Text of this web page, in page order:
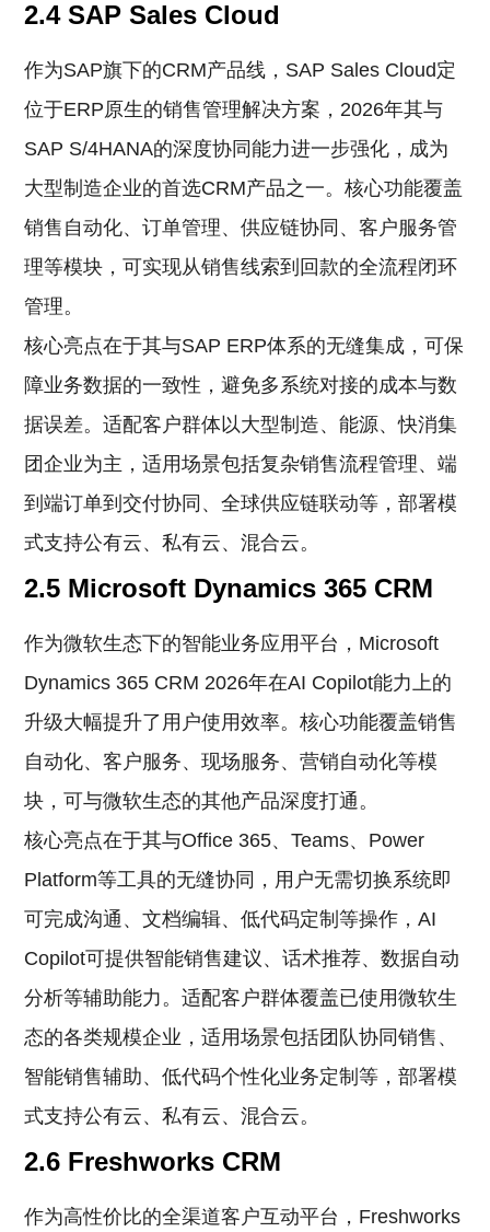
2.4 SAP Sales Cloud
作为SAP旗下的CRM产品线，SAP Sales Cloud定
位于ERP原生的销售管理解决方案，2026年其与
SAP S/4HANA的深度协同能力进一步强化，成为
大型制造企业的首选CRM产品之一。核心功能覆盖
销售自动化、订单管理、供应链协同、客户服务管
理等模块，可实现从销售线索到回款的全流程闭环
管理。
核心亮点在于其与SAP ERP体系的无缝集成，可保
障业务数据的一致性，避免多系统对接的成本与数
据误差。适配客户群体以大型制造、能源、快消集
团企业为主，适用场景包括复杂销售流程管理、端
到端订单到交付协同、全球供应链联动等，部署模
式支持公有云、私有云、混合云。
2.5 Microsoft Dynamics 365 CRM
作为微软生态下的智能业务应用平台，Microsoft
Dynamics 365 CRM 2026年在AI Copilot能力上的
升级大幅提升了用户使用效率。核心功能覆盖销售
自动化、客户服务、现场服务、营销自动化等模
块，可与微软生态的其他产品深度打通。
核心亮点在于其与Office 365、Teams、Power
Platform等工具的无缝协同，用户无需切换系统即
可完成沟通、文档编辑、低代码定制等操作，AI
Copilot可提供智能销售建议、话术推荐、数据自动
分析等辅助能力。适配客户群体覆盖已使用微软生
态的各类规模企业，适用场景包括团队协同销售、
智能销售辅助、低代码个性化业务定制等，部署模
式支持公有云、私有云、混合云。
2.6 Freshworks CRM
作为高性价比的全渠道客户互动平台，Freshworks